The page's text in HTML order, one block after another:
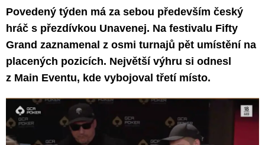
Povedený týden má za sebou především český
hráč s přezdívkou Unavenej. Na festivalu Fifty
Grand zaznamenal z osmi turnajů pět umístění na
placených pozicích. Největší výhru si odnesl
z Main Eventu, kde vybojoval třetí místo.